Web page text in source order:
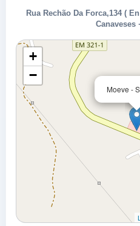
Rua Rechão Da Forca,134 (
Canaveses
Moeve -
+
−